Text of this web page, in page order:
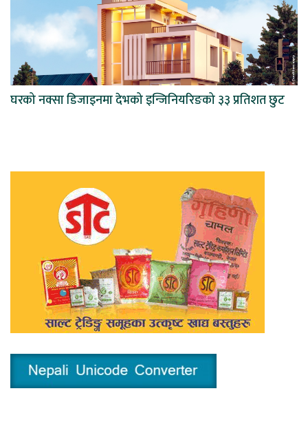
घरको नक्सा डिजाइनमा देभको इन्जिनियरिङको ३३ प्रतिशत छुट